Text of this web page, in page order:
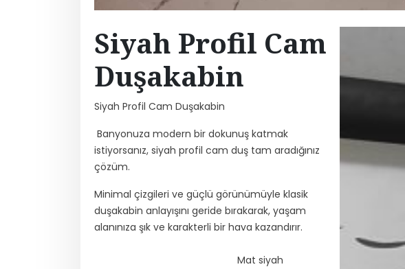
Siyah Profil Cam
Duşakabin
Siyah Profil Cam Duşakabin
Banyonuza modern bir dokunuş katmak
istiyorsanız, siyah profil cam duş tam aradığınız
çözüm.
Minimal çizgileri ve güçlü görünümüyle klasik
duşakabin anlayışını geride bırakarak, yaşam
alanınıza şık ve karakterli bir hava kazandırır.
Mat siyah